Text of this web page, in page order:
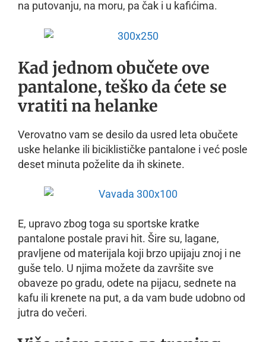
na putovanju, na moru, pa čak i u kafićima.
Kad jednom obučete ove
pantalone, teško da ćete se
vratiti na helanke
Verovatno vam se desilo da usred leta obučete
uske helanke ili biciklističke pantalone i već posle
deset minuta poželite da ih skinete.
E, upravo zbog toga su sportske kratke
pantalone postale pravi hit. Šire su, lagane,
pravljene od materijala koji brzo upijaju znoj i ne
guše telo. U njima možete da završite sve
obaveze po gradu, odete na pijacu, sednete na
kafu ili krenete na put, a da vam bude udobno od
jutra do večeri.